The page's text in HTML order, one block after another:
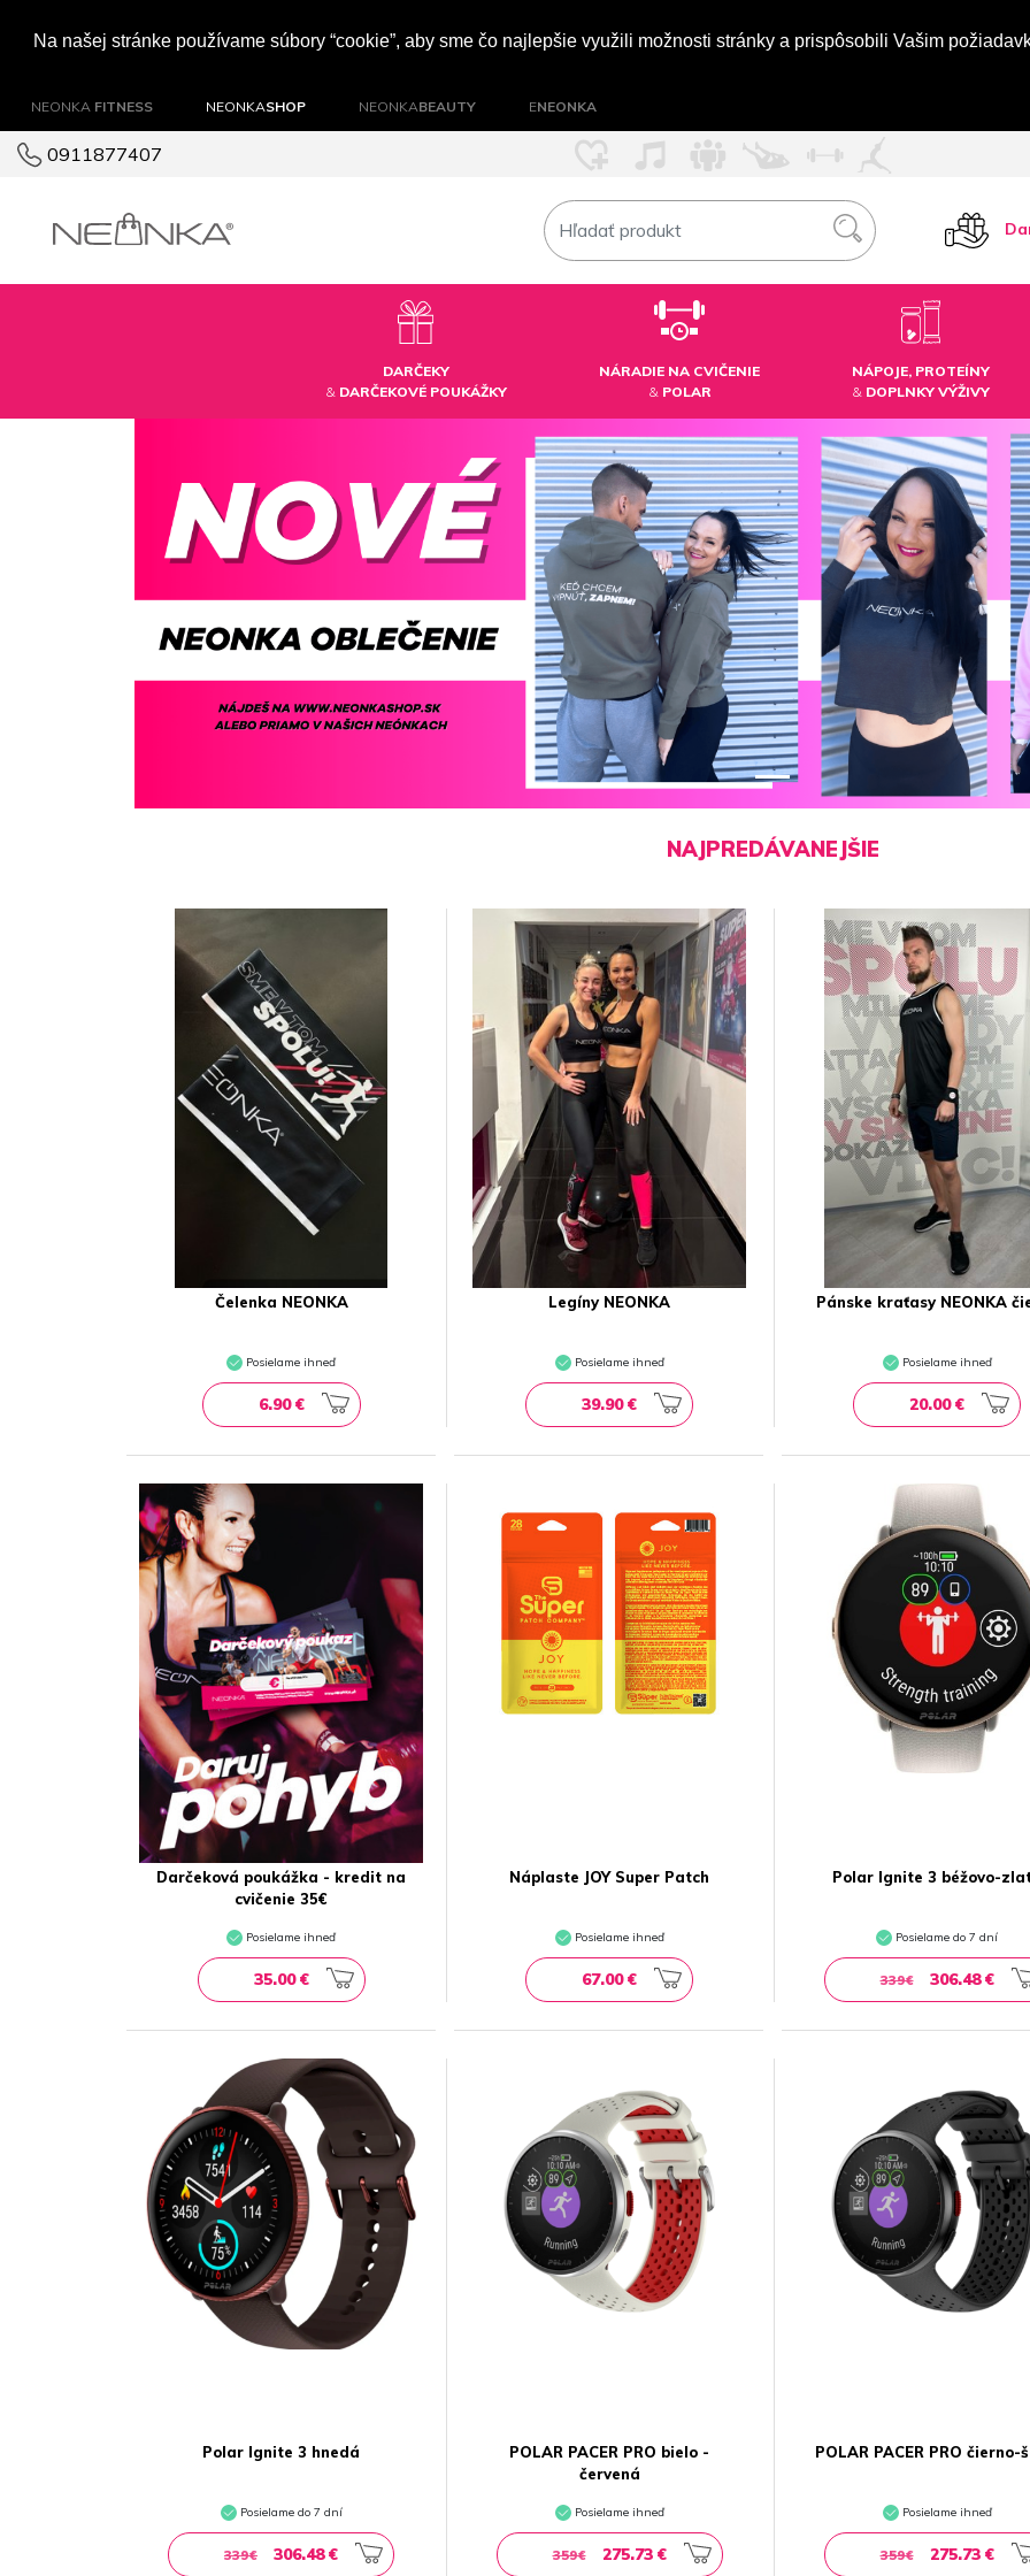
Na našej stránke používame súbory “cookie”, aby sme čo najlepšie využili možnosti stránky a prispôsobili Vašim
NEONKA FITNESS NEONKASHOP NEONKABEAUTY ENEONKA
0911877407
DARČEKY
& DARČEKOVÉ POUKÁŽKY
NÁRADIE NA CVIČENIE
& POLAR
NÁPOJE, PROTEÍNY
& DOPLNKY VÝŽIVY
Previous
NAJPREDÁVANEJŠIE
Čelenka NEONKA
Posielame ihneď
6.90 €
Legíny NEONKA
Posielame ihneď
39.90 €
Pánske kraťasy NEONKA
Posielame ihneď
20.00 €
Darčeková poukážka - kredit na
cvičenie 35€
Posielame ihneď
35.00 €
Náplaste JOY Super Patch
Posielame ihneď
67.00 €
Polar Ignite 3 béžovo-
Posielame do 7 dní
339€ 306.48 €
Polar Ignite 3 hnedá
Posielame do 7 dní
339€ 306.48 €
POLAR PACER PRO bielo -
červená
Posielame ihneď
359€ 275.73 €
POLAR PACER PRO čierno-
Posielame ihneď
359€ 275.73 €